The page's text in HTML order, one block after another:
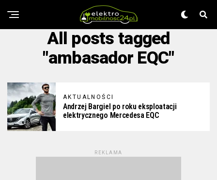
All posts tagged
"ambasador EQC"
AKTUALNOŚCI
Andrzej Bargiel po roku eksploatacji
elektrycznego Mercedesa EQC
REKLAMA